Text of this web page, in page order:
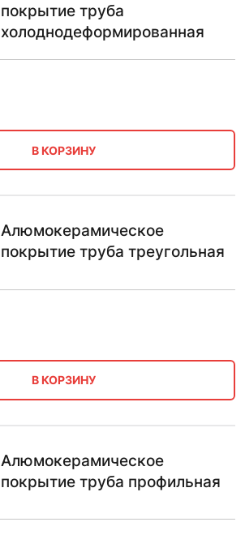
покрытие труба
холоднодеформированная
В КОРЗИНУ
Алюмокерамическое
покрытие труба треугольная
В КОРЗИНУ
Алюмокерамическое
покрытие труба профильная